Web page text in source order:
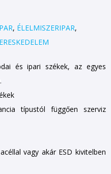
, ÉLELMISZERIPAR,
és ipari székek, az egyes
típustól függően szerviz
vagy akár ESD kivitelben